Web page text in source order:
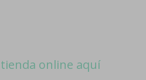
online aquí